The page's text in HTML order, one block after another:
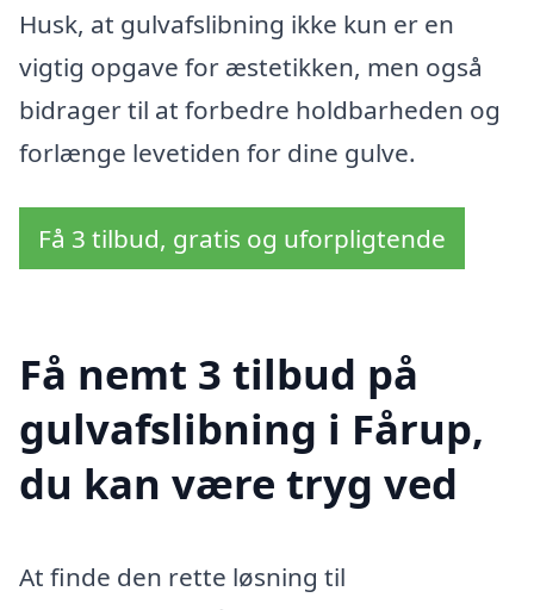
Husk, at gulvafslibning ikke kun er en
vigtig opgave for æstetikken, men også
bidrager til at forbedre holdbarheden og
forlænge levetiden for dine gulve.
Få 3 tilbud, gratis og uforpligtende
Få nemt 3 tilbud på
gulvafslibning i Fårup,
du kan være tryg ved
At finde den rette løsning til